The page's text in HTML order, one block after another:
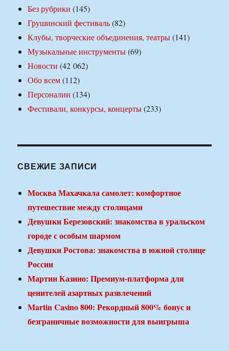
Без рубрики (145)
Грушинский фестиваль(82)
Клубы, творческие объединения, театры(141)
Музыкальные инструменты(69)
Новости (42 062)
Обо всем(112)
Персоналии (134)
Фестивали, конкурсы, концерты(233)
СВЕЖИЕ ЗАПИСИ
Москва Махачкала самолет: комфортное
путешествие между столицами
Девушки Березовский: знакомства в уральском
городе с особым шармом
Девушки Ростова: знакомства в южной столице
России
Мартин Казино: Премиум-платформа для
ценителей азартных развлечений
Martin Casino 800: Рекордный 800% бонус и
безграничные возможности для выигрыша